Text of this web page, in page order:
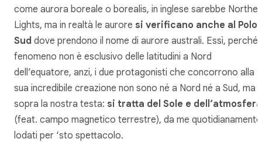
come aurora boreale o borealis, in inglese sarebbe
Lights, ma in realtà le aurore si verificano anche al Polo
Sud dove prendono il nome di aurore australi. Essì, perché
fenomeno non è esclusivo delle latitudini a Nord
dell’equatore, anzi, i due protagonisti che concorrono alla
sua incredibile creazione non sono né a Nord né a Sud, ma
sopra la nostra testa: si tratta del Sole e dell’atmosfera
(feat. campo magnetico terrestre), da me quotidianamente
lodati per ‘sto spettacolo.